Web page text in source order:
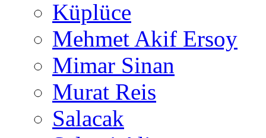
Küplüce
Mehmet Akif Ersoy
Mimar Sinan
Murat Reis
Salacak